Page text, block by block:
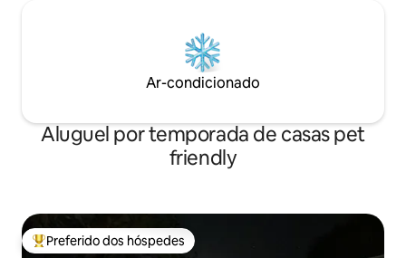
Ar-condicionado
Aluguel por temporada de casas pet
friendly
Entre os melhores preferidos dos hóspedes
Preferido dos hóspedes